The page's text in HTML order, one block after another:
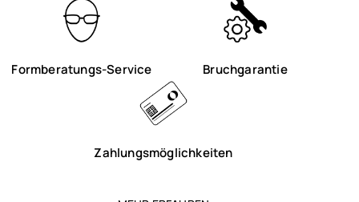
Formberatungs-Service Bruchgarantie
Zahlungsmöglichkeiten